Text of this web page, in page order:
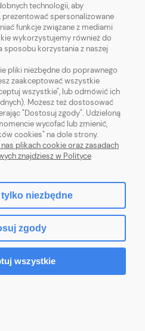
Shoper.pl
technologii, aby
spersonalizowane
funkcje związane z mediami
wykorzystujemy również do
sposobu korzystania z naszej
pliki niezbędne do poprawnego
zaakceptować wszystkie
wszystkie", lub odmówić ich
Możesz też dostosować
"Dostosuj zgody". Udzieloną
wycofać lub zmienić,
cookies" na dole strony.
plikach cookie oraz zasadach
znajdziesz w Polityce
niezbędne
zgody
wszystkie